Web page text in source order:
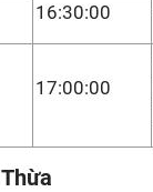
16:30:00
17:00:00